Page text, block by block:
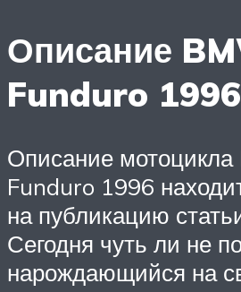
Описание
Funduro 1996
Описание
Funduro 1996
на публикацию
Сегодня чуть ли не
нарождающийся на